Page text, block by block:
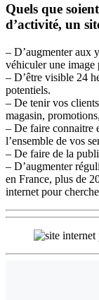
Quels que
d’activité, un
– D’augmenter aux
véhiculer une image
– D’être visible 24
potentiels.
– De tenir vos
magasin,
– De faire connaitre
l’ensemble de vos
– De faire de la
– D’augmenter
en France, plus de
internet pour